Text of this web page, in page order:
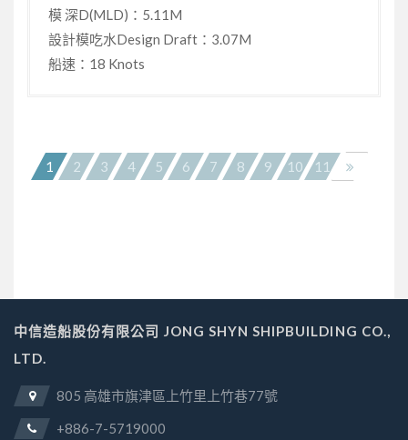
模 深D(MLD)：5.11M
設計模吃水Design Draft：3.07M
船速：18 Knots
1 2 3 4 5 6 7 8 9 10 11
中信造船股份有限公司 JONG SHYN SHIPBUILDING CO.,
LTD.
805 高雄市旗津區上竹里上竹巷77號
+886-7-5719000